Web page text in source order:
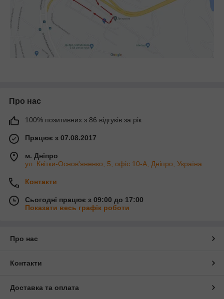
Про нас
100% позитивних з 86 відгуків за рік
Працює з 07.08.2017
м. Дніпро
ул. Квітки-Основ'яненко, 5, офіс 10-А, Дніпро, Україна
Контакти
Сьогодні працює з 09:00 до 17:00
Показати весь графік роботи
Про нас
Контакти
Доставка та оплата